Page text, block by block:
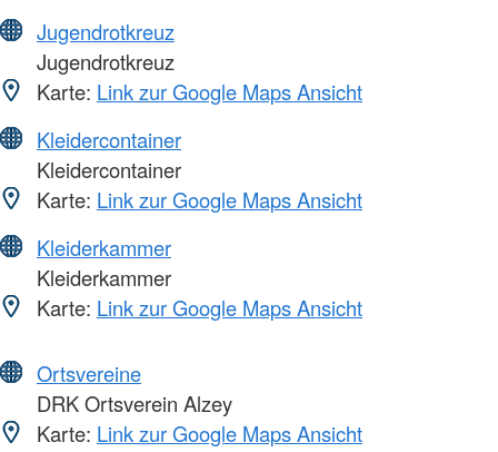
Jugendrotkreuz
Jugendrotkreuz
Karte: Link zur Google Maps Ansicht
Kleidercontainer
Kleidercontainer
Karte: Link zur Google Maps Ansicht
Kleiderkammer
Kleiderkammer
Karte: Link zur Google Maps Ansicht
Ortsvereine
DRK Ortsverein Alzey
Karte: Link zur Google Maps Ansicht